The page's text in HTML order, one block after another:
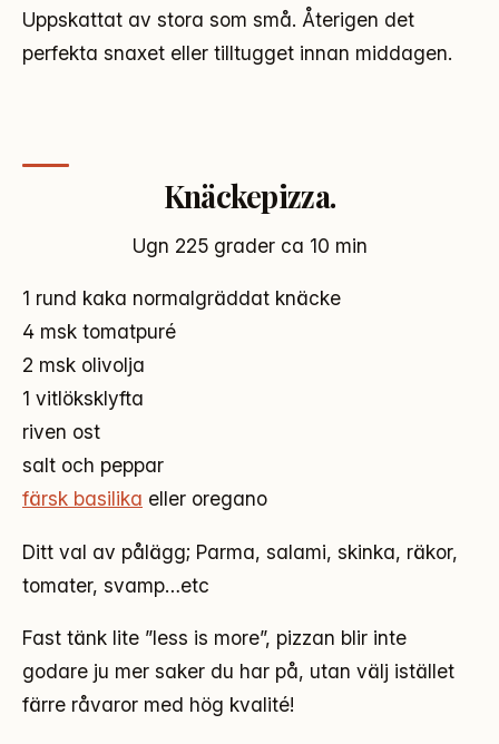
Uppskattat av stora som små. Återigen det
perfekta snaxet eller tilltugget innan middagen.
Knäckepizza.
Ugn 225 grader ca 10 min
1 rund kaka normalgräddat knäcke
4 msk tomatpuré
2 msk olivolja
1 vitlöksklyfta
riven ost
salt och peppar
färsk basilika eller oregano
Ditt val av pålägg; Parma, salami, skinka, räkor,
tomater, svamp…etc
Fast tänk lite ”less is more”, pizzan blir inte
godare ju mer saker du har på, utan välj istället
färre råvaror med hög kvalité!